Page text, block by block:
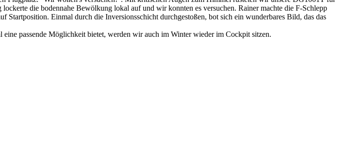
die bodennahe Bewölkung lokal auf und wir konnten es versuchen. Rainer machte die F-Schlepp
Startposition. Einmal durch die Inversionsschicht durchgestoßen, bot sich ein wunderbares Bild, das das
eine passende Möglichkeit bietet, werden wir auch im Winter wieder im Cockpit sitzen.